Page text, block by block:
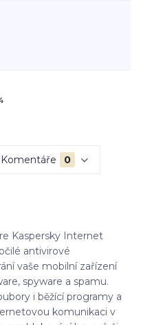
Komentáře 0
Kaspersky Internet
antivirové
vaše mobilní zařízení
spyware a spamu.
i běžící programy a
komunikaci v